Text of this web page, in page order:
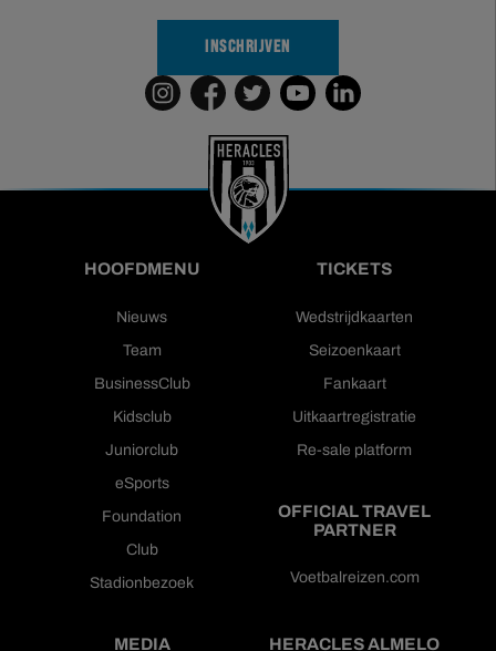
INSCHRIJVEN
HOOFDMENU
Nieuws
Team
BusinessClub
Kidsclub
Juniorclub
eSports
Foundation
Club
Stadionbezoek
TICKETS
Wedstrijdkaarten
Seizoenkaart
Fankaart
Uitkaartregistratie
Re-sale platform
OFFICIAL TRAVEL
PARTNER
Voetbalreizen.com
MEDIA HERACLES ALMELO